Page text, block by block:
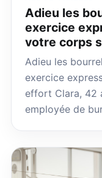
Adieu les
exercice
votre corps
Adieu les
exercice
effort Clara, 42
employée de